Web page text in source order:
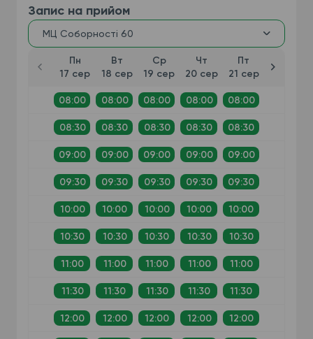
Запис на прийом
МЦ Соборності 60
Пн
17 сер
Вт
18 сер
Ср
19 сер
Чт
20 сер
Пт
21 сер
08:00 08:00 08:00 08:00 08:00
08:30 08:30 08:30 08:30 08:30
09:00 09:00 09:00 09:00 09:00
09:30 09:30 09:30 09:30 09:30
10:00 10:00 10:00 10:00 10:00
10:30 10:30 10:30 10:30 10:30
11:00 11:00 11:00 11:00 11:00
11:30 11:30 11:30 11:30 11:30
12:00 12:00 12:00 12:00 12:00